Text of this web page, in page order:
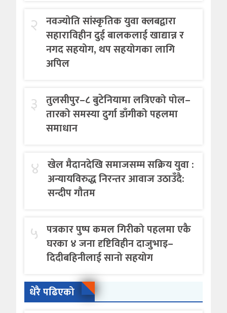
२ नवज्योति सांस्कृतिक युवा क्लबद्वारा
सहाराविहीन दुई बालकलाई खाद्यान्न र
नगद सहयोग, थप सहयोगका लागि
अपिल
३ तुलसीपुर–८ बुटेनियामा लत्रिएको पोल–
तारको समस्या दुर्गा डाँगीको पहलमा
समाधान
४ खेल मैदानदेखि समाजसम्म सक्रिय युवा :
अन्यायविरुद्ध निरन्तर आवाज उठाउँदै:
सन्दीप गौतम
५ पत्रकार पुष्प कमल गिरीको पहलमा एकै
घरका ४ जना दृष्टिविहीन दाजुभाइ–
दिदीबहिनीलाई सानो सहयोग
धेरै पढिएको